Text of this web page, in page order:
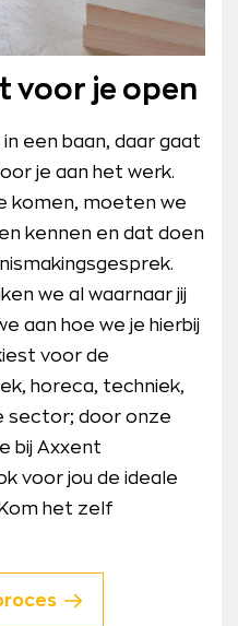
voor je open
een baan, daar gaat
je aan het werk.
komen, moeten we
kennen en dat doen
we al waarnaar jij
aan hoe we je hierbij
voor de
horeca, techniek,
sector; door onze
bij Axxent
voor jou de ideale
het zelf